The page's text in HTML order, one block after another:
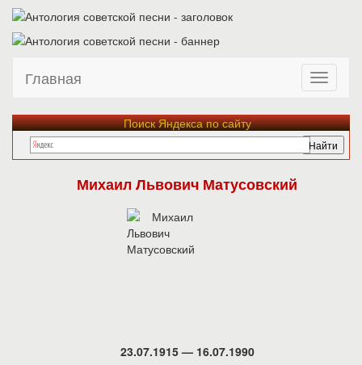
Главная
Поиск Яндекса по сайту
Михаил Львович Матусовский
23.07.1915 — 16.07.1990